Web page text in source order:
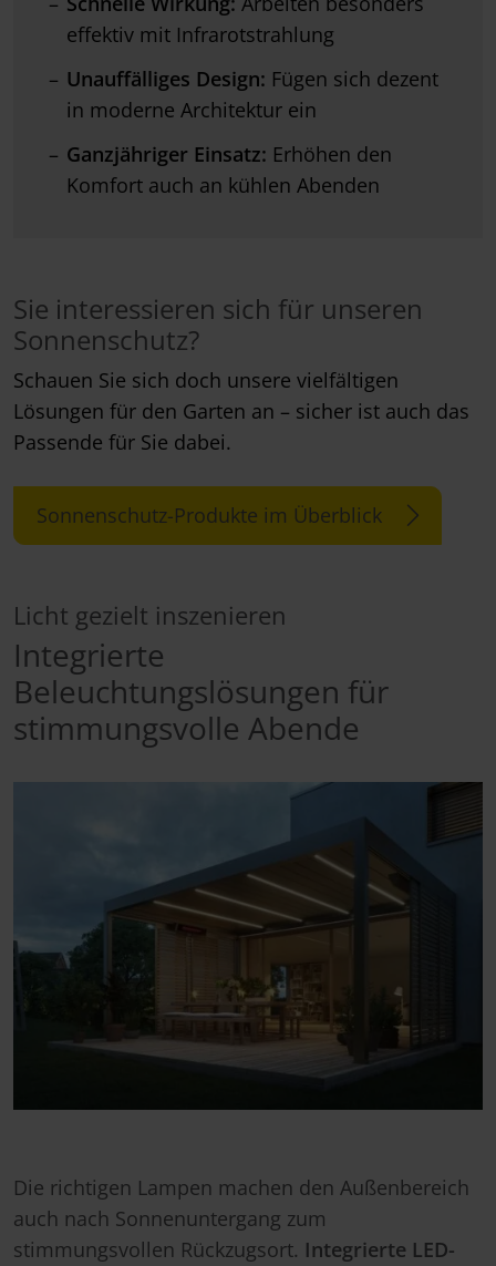
effektiv mit Infrarotstrahlung
Unauffälliges Design: Fügen sich dezent
in moderne Architektur ein
Ganzjähriger Einsatz: Erhöhen den
Komfort auch an kühlen Abenden
Sie interessieren sich für unseren
Sonnenschutz?
Schauen Sie sich doch unsere vielfältigen
Lösungen für den Garten an – sicher ist auch das
Passende für Sie dabei.
Sonnenschutz-Produkte im Überblick
Licht gezielt inszenieren
Integrierte
Beleuchtungslösungen für
stimmungsvolle Abende
Die richtigen Lampen machen den Außenbereich
auch nach Sonnenuntergang zum
stimmungsvollen Rückzugsort. Integrierte LED-